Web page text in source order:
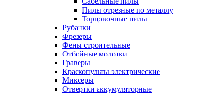
Пилы отрезные по металлу
Торцовочные пилы
Рубанки
Фрезеры
Фены строительные
Отбойные молотки
Граверы
Краскопульты электрические
Миксеры
Отвертки аккумуляторные